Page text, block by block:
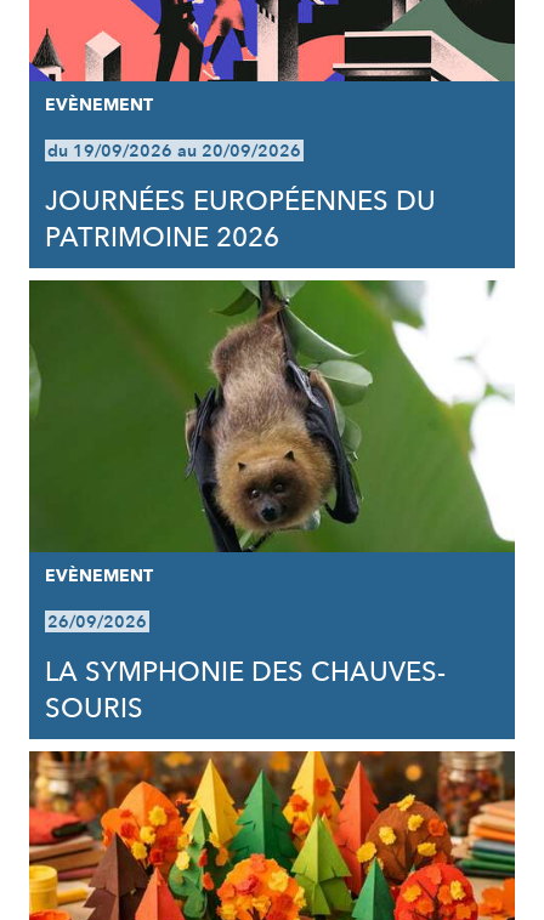
EVÈNEMENT
du 19/09/2026 au 20/09/2026
JOURNÉES EUROPÉENNES DU
PATRIMOINE 2026
EVÈNEMENT
26/09/2026
LA SYMPHONIE DES CHAUVES-
SOURIS